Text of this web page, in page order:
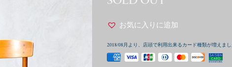
お気に入りに追加
2018/08月より、店頭で利用出来るカード種類が増えまし